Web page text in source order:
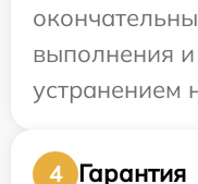
выполнения
устранением
4
Гарантия